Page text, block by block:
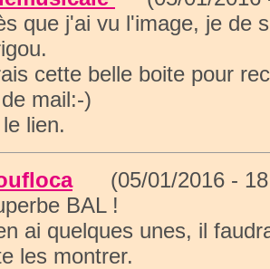
que j'ai vu l'image, je de
cette belle boite pour
mail:-)
lien.
(05/01/2016 -
BAL !
ai quelques unes, il
les montrer.